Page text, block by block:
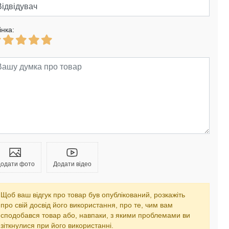
фото Додати відео
Щоб ваш відгук про товар був опублікований, розкажіть
про свій досвід його використання, про те, чим вам
сподобався товар або, навпаки, з якими проблемами ви
зіткнулися при його використанні.